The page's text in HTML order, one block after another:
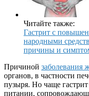
Читайте также:
Гастрит с
народными
причины и
Причиной заболевания
органов, в частности
пузыря. Но чаще
питании,